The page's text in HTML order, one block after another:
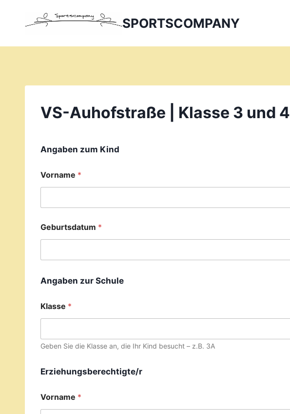
SPORTSCOMPANY
VS-Auhofstraße | Klasse 3 und 4
Angaben zum Kind
Vorname *
Geburtsdatum *
Angaben zur Schule
Klasse *
Geben Sie die Klasse an, die Ihr Kind besucht – z.B. 3A
Erziehungsberechtigte/r
Vorname *